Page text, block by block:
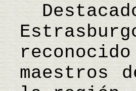
maestros